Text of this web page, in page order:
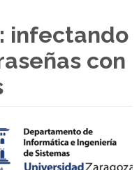
infectando
con